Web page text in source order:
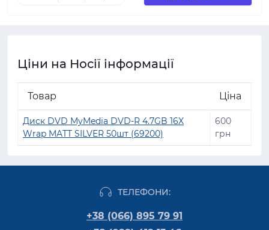
Ціни на Носії інформації
Товар Ціна
Диск DVD MyMedia DVD-R 4.7GB 16X
Wrap MATT SILVER 50шт (69200)
600
грн
ТЕЛЕФОНИ:
+38 (066) 895 79 91